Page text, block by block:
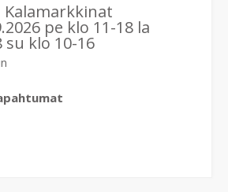
Kalamarkkinat
pe klo 11-18 la
su klo 10-16